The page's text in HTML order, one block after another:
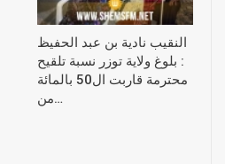
النقيب نادية بن عبد الحفيظ
: بلوغ ولاية توزر نسبة تلقيح
محترمة قاربت ال50 بالمائة
من…